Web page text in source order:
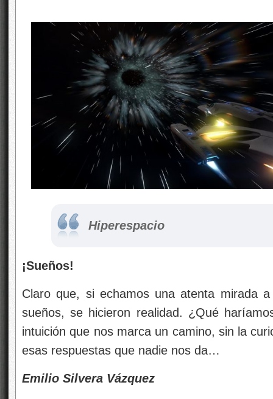
Hiperespacio
¡Sueños!
Claro que, si echamos una atenta mirada
sueños, se hicieron realidad. ¿Qué
intuición que nos marca un camino, sin la
esas respuestas que nadie nos da…
Emilio Silvera Vázquez